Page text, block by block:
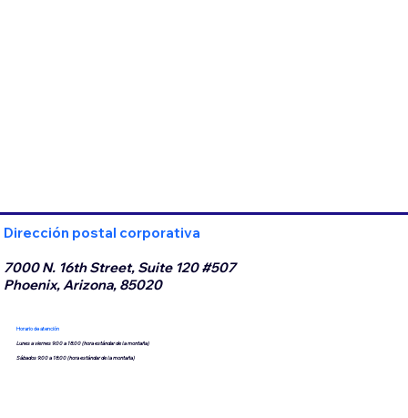
Dirección postal corporativa
7000 N. 16th Street, Suite 120 #507
Phoenix, Arizona, 85020
Horario de atención
Lunes a viernes 9:00 a 18:00 (hora estándar de la montaña)
Sábados 9:00 a 18:00 (hora estándar de la montaña)